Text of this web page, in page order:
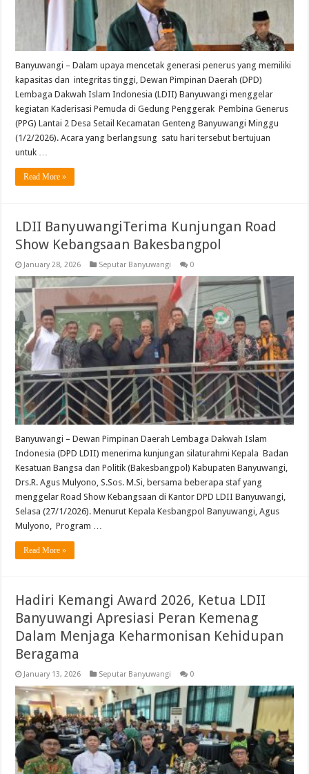
Banyuwangi – Dalam upaya mencetak generasi penerus yang memiliki
kapasitas dan integritas tinggi, Dewan Pimpinan Daerah (DPD)
Lembaga Dakwah Islam Indonesia (LDII) Banyuwangi menggelar
kegiatan Kaderisasi Pemuda di Gedung Penggerak Pembina Generus
(PPG) Lantai 2 Desa Setail Kecamatan Genteng Banyuwangi Minggu
(1/2/2026). Acara yang berlangsung satu hari tersebut bertujuan
untuk …
Read More »
LDII BanyuwangiTerima Kunjungan Road
Show Kebangsaan Bakesbangpol
January 28, 2026 Seputar Banyuwangi 0
Banyuwangi – Dewan Pimpinan Daerah Lembaga Dakwah Islam
Indonesia (DPD LDII) menerima kunjungan silaturahmi Kepala Badan
Kesatuan Bangsa dan Politik (Bakesbangpol) Kabupaten Banyuwangi,
Drs.R. Agus Mulyono, S.Sos. M.Si, bersama beberapa staf yang
menggelar Road Show Kebangsaan di Kantor DPD LDII Banyuwangi,
Selasa (27/1/2026). Menurut Kepala Kesbangpol Banyuwangi, Agus
Mulyono, Program …
Read More »
Hadiri Kemangi Award 2026, Ketua LDII
Banyuwangi Apresiasi Peran Kemenag
Dalam Menjaga Keharmonisan Kehidupan
Beragama
January 13, 2026 Seputar Banyuwangi 0